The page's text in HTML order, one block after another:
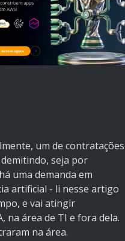
um de contratações
seja por
uma demanda em
artificial - li nesse artigo
e vai atingir
na área de TI e fora dela.
na área.